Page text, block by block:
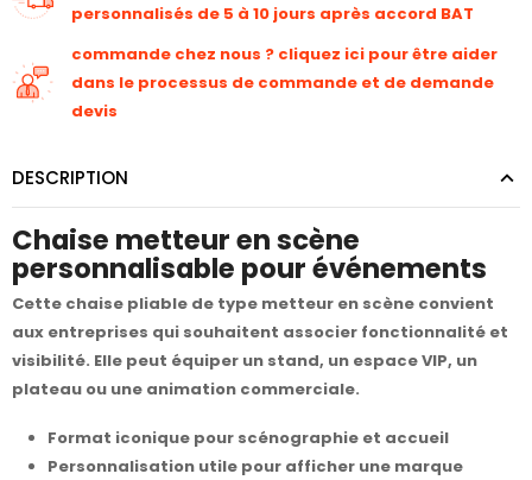
personnalisés de 5 à 10 jours après accord BAT
commande chez nous ? cliquez ici pour être aider
dans le processus de commande et de demande
devis
DESCRIPTION
Chaise metteur en scène
personnalisable pour événements
Cette chaise pliable de type metteur en scène convient
aux entreprises qui souhaitent associer fonctionnalité et
visibilité. Elle peut équiper un stand, un espace VIP, un
plateau ou une animation commerciale.
Format iconique pour scénographie et accueil
Personnalisation utile pour afficher une marque